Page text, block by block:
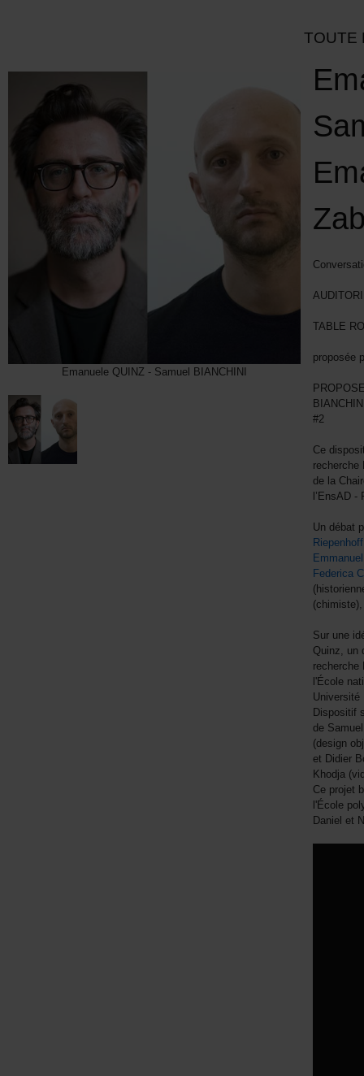
TOUTE
Emanuele QUINZ - Samuel BIANCHINI
TABLE
proposée
#2
Ce
recherche
de la
l’EnsAD
Un débat
Riepenhoff
Federica
Sur une
Quinz, un
recherche
l'École
Université
Dispositif
de
(design
et Didier
Khodja
Ce projet
l'École
Daniel et